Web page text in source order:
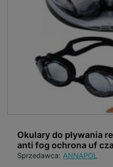
Okulary do pływania
anti fog ochrona uf
Sprzedawca: ANNAPOL